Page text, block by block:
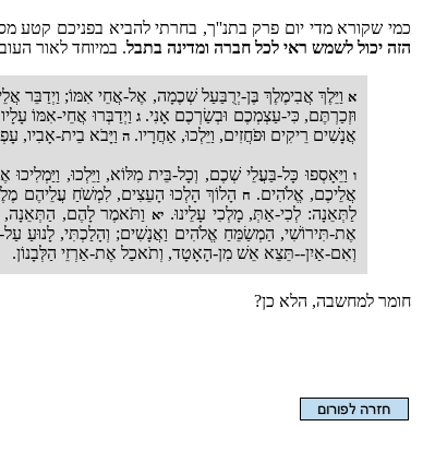
כמי שקורא מדי יום פרק בתנ''ך, בחרתי להביא בפניכם קטע
הזה יכול לשמש ראי לכל חברה ומדינה בתבל. במיוחד לאור
אוַיֵּלֶךְ אֲבִימֶלֶךְ בֶּן-יְרֻבַּעַל שְׁכֶמָה, אֶל-אֲחֵי אִמּוֹ; וַיְדַבֵּר
וּזְכַרְתֶּם, כִּי-עַצְמְכֶם וּבְשַׂרְכֶם אָנִי.ג וַיְדַבְּרוּ אֲחֵי-אִמּוֹ
אֲנָשִׁים רֵיקִים וּפֹחֲזִים, וַיֵּלְכוּ, אַחֲרָיו. ה וַיָּבֹא בֵית-אָבִיו,
ווַיֵּאָסְפוּ כָּל-בַּעֲלֵי שְׁכֶם, וְכָל-בֵּית מִלּוֹא, וַיֵּלְכוּ,
אֲלֵיכֶם, אֱלֹהִים. ח הָלוֹךְ הָלְכוּ הָעֵצִים, לִמְשֹׁחַ עֲלֵיהֶם
לַתְּאֵנָה: לְכִי-אַתְּ, מָלְכִי עָלֵינוּ. יאוַתֹּאמֶר לָהֶם, הַתְּאֵנָה,
אֶת-תִּירוֹשִׁי, הַמְשַׂמֵּחַ אֱלֹהִים וַאֲנָשִׁים; וְהָלַכְתִּי, לָנוּעַ
וְאִם-אַיִן--תֵּצֵא אֵשׁ מִן-הָאָטָד, וְתֹאכַל אֶת-אַרְזֵי הַלְּבָנוֹן.
חומר למחשבה, הלא כן?